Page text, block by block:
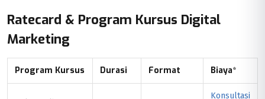
Ratecard & Program Kursus Digital
Marketing
Program Kursus Durasi Format Biaya*
Konsultasi